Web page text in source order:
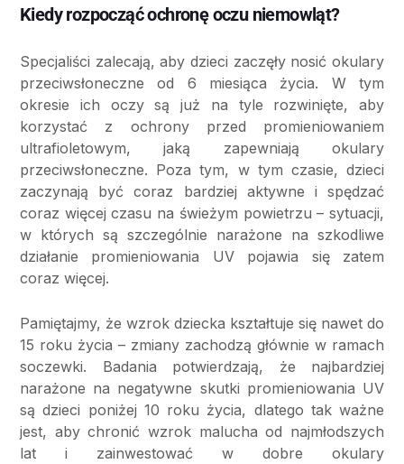
Kiedy rozpocząć ochronę oczu niemowląt?
Specjaliści zalecają, aby dzieci zaczęły nosić okulary
przeciwsłoneczne od 6 miesiąca życia. W tym
okresie ich oczy są już na tyle rozwinięte, aby
korzystać z ochrony przed promieniowaniem
ultrafioletowym, jaką zapewniają okulary
przeciwsłoneczne. Poza tym, w tym czasie, dzieci
zaczynają być coraz bardziej aktywne i spędzać
coraz więcej czasu na świeżym powietrzu – sytuacji,
w których są szczególnie narażone na szkodliwe
działanie promieniowania UV pojawia się zatem
coraz więcej.
Pamiętajmy, że wzrok dziecka kształtuje się nawet do
15 roku życia – zmiany zachodzą głównie w ramach
soczewki. Badania potwierdzają, że najbardziej
narażone na negatywne skutki promieniowania UV
są dzieci poniżej 10 roku życia, dlatego tak ważne
jest, aby chronić wzrok malucha od najmłodszych
lat i zainwestować w dobre okulary